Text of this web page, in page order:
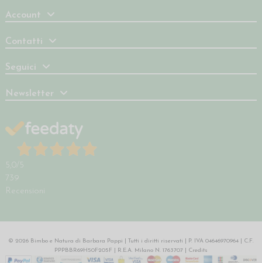
Account
Contatti
Seguici
Newsletter
5,0 /5
739
Recensioni
© 2026 Bimbo e Natura di Barbara Pappi | Tutti i diritti riservati | P. IVA 04646970964 | C.F.
PPPBBR69H50F205F | R.E.A. Milano N. 1763707 | Credits